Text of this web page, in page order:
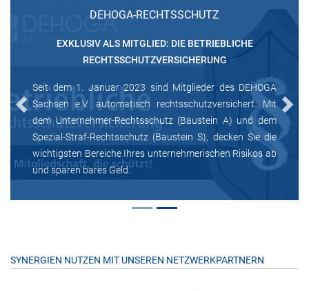
DEHOGA-RECHTSSCHUTZ
EXKLUSIV ALS MITGLIED: DIE BETRIEBLICHE
RECHTSSCHUTZVERSICHERUNG
Seit dem 1. Januar 2023 sind Mitglieder des DEHOGA
Sachsen e.V. automatisch rechtsschutzversichert. Mit
dem Unternehmer-Rechtsschutz (Baustein A) und dem
Spezial-Straf-Rechtsschutz (Baustein S), decken Sie die
wichtigsten Bereiche Ihres unternehmerischen Risikos ab
und sparen bares Geld.
Previous Next
SYNERGIEN NUTZEN MIT UNSEREN NETZWERKPARTNERN